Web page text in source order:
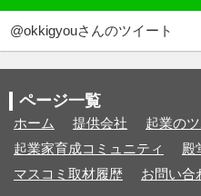
@okkigyouさんのツイート
ページ一覧
ホーム 提供会社
起業の
起業家育成コミュニティ
殿
マスコミ取材履歴
お問い合